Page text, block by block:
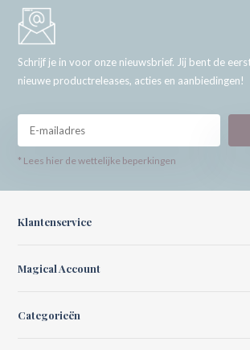
Schrijf je in voor onze nieuwsbrief. Jij bent de
nieuwe productreleases, acties en aanbiedingen!
* Lees hier de wettelijke beperkingen
Klantenservice
Magical Account
Categorieën